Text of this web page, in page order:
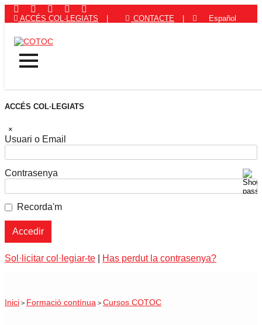
ACCÉS COL·LEGIATS CONTACTE Español
ACCÉS COL·LEGIATS
×
Usuari o Email
Contrasenya
Recorda'm
Sol·licitar col·legiar-te Has perdut la contrasenya?
Inici > Formació contínua > Cursos COTOC